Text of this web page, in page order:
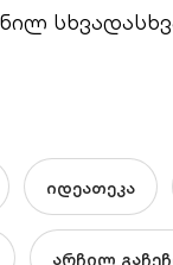
იდეათეკა
არჩილ